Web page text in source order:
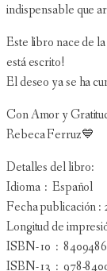
indispensable que
Este libro nace de
está escrito!
El deseo ya se ha
Con Amor y
Rebeca Ferruz💙
Detalles del libro:
Idioma ‏ : ‎ Español
Fecha publicación
ISBN-10 ‏ :
ISBN-13 ‏ :